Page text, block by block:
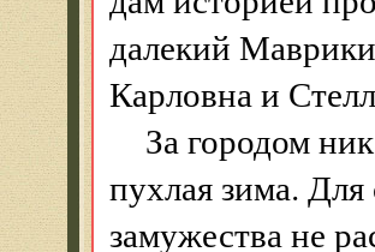
далекий
Карловна и
За городом
пухлая зима.
замужества не